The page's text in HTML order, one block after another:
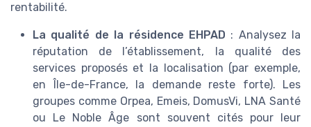
rentabilité.
La qualité de la résidence EHPAD : Analysez la
réputation de l’établissement, la qualité des
services proposés et la localisation (par exemple,
en Île-de-France, la demande reste forte). Les
groupes comme Orpea, Emeis, DomusVi, LNA Santé
ou Le Noble Âge sont souvent cités pour leur